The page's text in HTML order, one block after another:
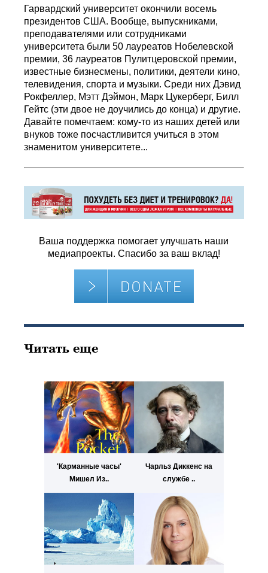
Гарвардский университет окончили восемь
президентов США. Вообще, выпускниками,
преподавателями или сотрудниками
университета были 50 лауреатов Нобелевской
премии, 36 лауреатов Пулитцеровской премии,
известные бизнесмены, политики, деятели кино,
телевидения, спорта и музыки. Среди них Дэвид
Рокфеллер, Мэтт Дэймон, Марк Цукерберг, Билл
Гейтс (эти двое не доучились до конца) и другие.
Давайте помечтаем: кому-то из наших детей или
внуков тоже посчастливится учиться в этом
знаменитом университете...
Ваша поддержка помогает улучшать наши
медиапроекты. Спасибо за ваш вклад!
Читать еще
'Карманные часы'
Мишел Из..
Чарльз Диккенс на
службе ..